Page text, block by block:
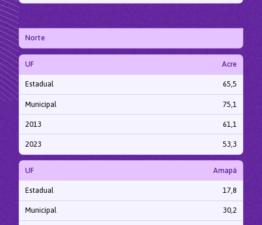
Norte
UF Acre
Estadual 65,5
Municipal 75,1
2013 61,1
2023 53,3
UF Amapá
Estadual 17,8
Municipal 30,2